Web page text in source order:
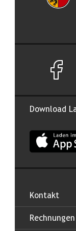
Download
App Land
Kontakt
Rechnungen